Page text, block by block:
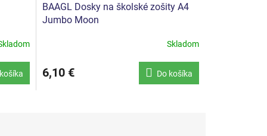
BAAGL Dosky na školské zošity A4
Jumbo Moon
Skladom
6,10 € Do košíka